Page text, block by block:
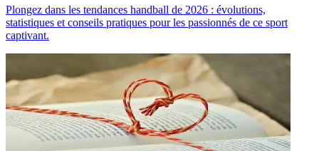
Plongez dans les tendances handball de 2026 : évolutions,
statistiques et conseils pratiques pour les passionnés de ce sport
captivant.